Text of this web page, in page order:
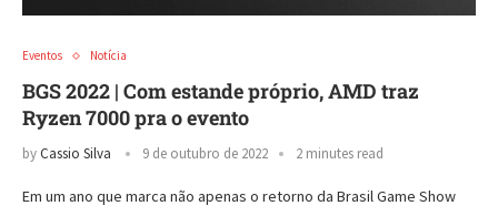
Eventos Notícia
BGS 2022 | Com estande próprio, AMD traz
Ryzen 7000 pra o evento
byCassio Silva 9 de outubro de 2022 2 minutes read
Em um ano que marca não apenas o retorno da Brasil Game Show